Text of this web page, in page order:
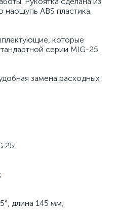
наощупь ABS пластика.
которые
серии MIG-25.
замена расходных
25:
длина 145 мм;